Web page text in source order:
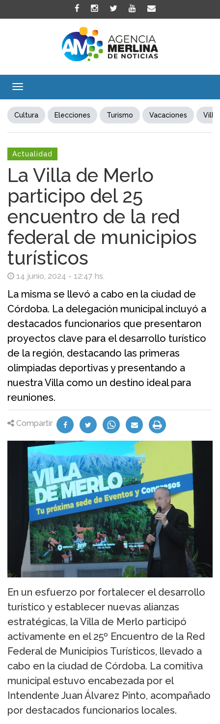
Toggle
Cultura Elecciones Turismo Vacaciones Villa
Actualidad
La Villa de Merlo
participo del 25
encuentro de la red
federal de municipios
turísticos
14 junio, 2024 - 12:47 hs.
La misma se llevó a cabo en la ciudad de
Córdoba. La delegación municipal incluyó a
destacados funcionarios que presentaron
proyectos clave para el desarrollo turístico
de la región, destacando las primeras
olimpiadas deportivas y presentando a
nuestra Villa como un destino ideal para
reuniones.
Compartir
En un esfuerzo por fortalecer el desarrollo
turístico y establecer nuevas alianzas
estratégicas, la Villa de Merlo participó
activamente en el 25º Encuentro de la Red
Federal de Municipios Turísticos, llevado a
cabo en la ciudad de Córdoba. La comitiva
municipal estuvo encabezada por el
Intendente Juan Álvarez Pinto, acompañado
por destacados funcionarios locales.